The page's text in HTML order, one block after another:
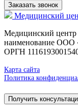
Заказать звонок
Медицинский
Медицинский
наименование ООО
ОРГН
Карта сайта
Политика
Получить